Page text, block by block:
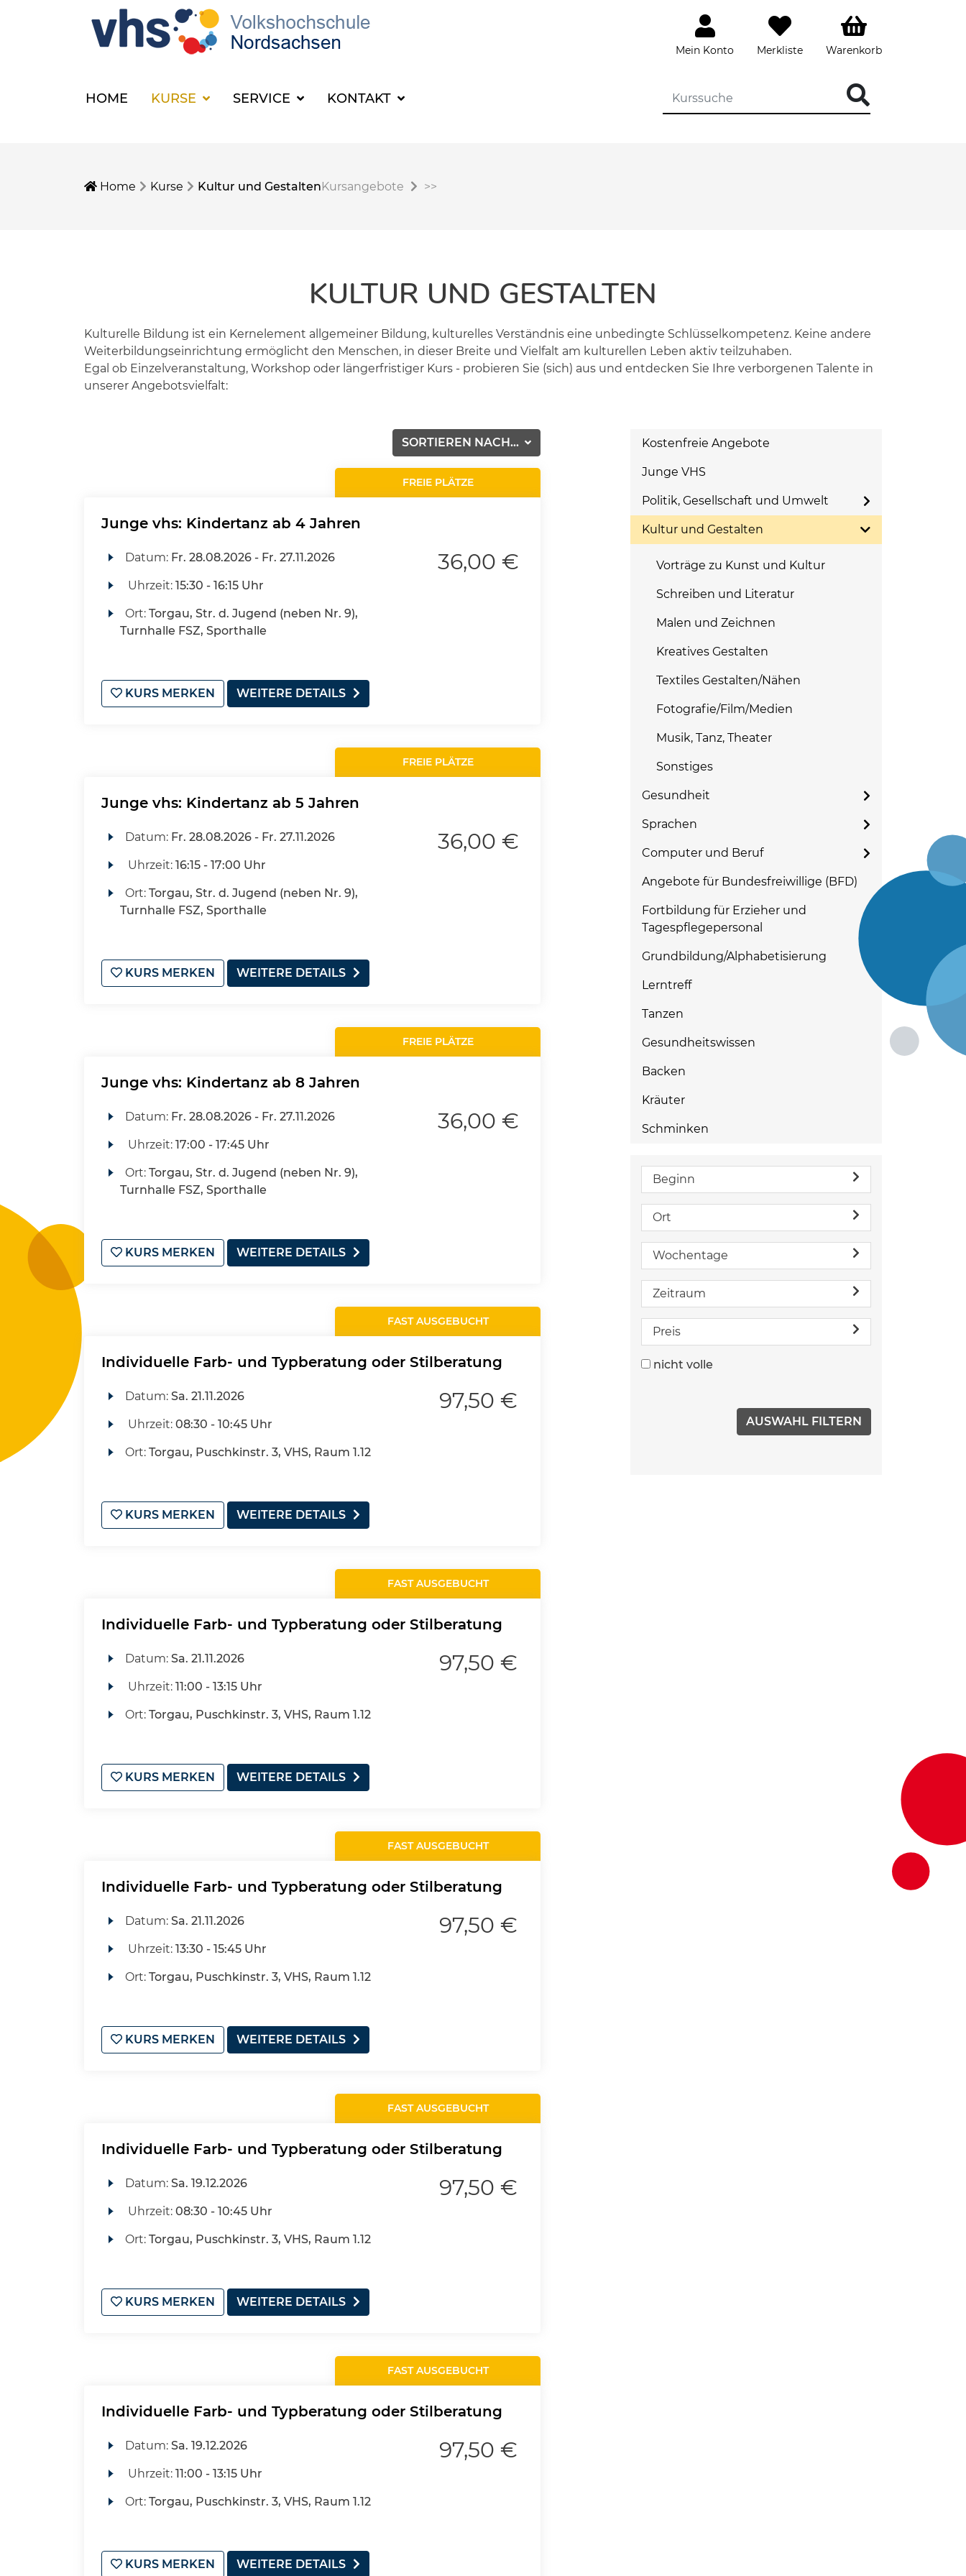
Mein Konto Merkliste Warenkorb
HOME KURSE SERVICE KONTAKT
Home Kurse Kultur und GestaltenKursangebote >>
KULTUR UND GESTALTEN
Kulturelle Bildung ist ein Kernelement allgemeiner Bildung, kulturelles Verständnis eine unbedingte Schlüsselkompetenz. Keine andere
Weiterbildungseinrichtung ermöglicht den Menschen, in dieser Breite und Vielfalt am kulturellen Leben aktiv teilzuhaben.
Egal ob Einzelveranstaltung, Workshop oder längerfristiger Kurs - probieren Sie (sich) aus und entdecken Sie Ihre verborgenen Talente in
unserer Angebotsvielfalt:
SORTIEREN NACH...
FREIE PLÄTZE
Junge vhs: Kindertanz ab 4 Jahren
Datum: Fr. 28.08.2026 - Fr. 27.11.2026
Uhrzeit: 15:30 - 16:15 Uhr
Ort: Torgau, Str. d. Jugend (neben Nr. 9),
Turnhalle FSZ, Sporthalle
36,00 €
KURS MERKEN WEITERE DETAILS
FREIE PLÄTZE
Junge vhs: Kindertanz ab 5 Jahren
Datum: Fr. 28.08.2026 - Fr. 27.11.2026
Uhrzeit: 16:15 - 17:00 Uhr
Ort: Torgau, Str. d. Jugend (neben Nr. 9),
Turnhalle FSZ, Sporthalle
36,00 €
KURS MERKEN WEITERE DETAILS
FREIE PLÄTZE
Junge vhs: Kindertanz ab 8 Jahren
Datum: Fr. 28.08.2026 - Fr. 27.11.2026
Uhrzeit: 17:00 - 17:45 Uhr
Ort: Torgau, Str. d. Jugend (neben Nr. 9),
Turnhalle FSZ, Sporthalle
36,00 €
KURS MERKEN WEITERE DETAILS
FAST AUSGEBUCHT
Individuelle Farb- und Typberatung oder Stilberatung
Datum: Sa. 21.11.2026
Uhrzeit: 08:30 - 10:45 Uhr
Ort: Torgau, Puschkinstr. 3, VHS, Raum 1.12
97,50 €
KURS MERKEN WEITERE DETAILS
FAST AUSGEBUCHT
Individuelle Farb- und Typberatung oder Stilberatung
Datum: Sa. 21.11.2026
Uhrzeit: 11:00 - 13:15 Uhr
Ort: Torgau, Puschkinstr. 3, VHS, Raum 1.12
97,50 €
KURS MERKEN WEITERE DETAILS
FAST AUSGEBUCHT
Individuelle Farb- und Typberatung oder Stilberatung
Datum: Sa. 21.11.2026
Uhrzeit: 13:30 - 15:45 Uhr
Ort: Torgau, Puschkinstr. 3, VHS, Raum 1.12
97,50 €
KURS MERKEN WEITERE DETAILS
FAST AUSGEBUCHT
Individuelle Farb- und Typberatung oder Stilberatung
Datum: Sa. 19.12.2026
Uhrzeit: 08:30 - 10:45 Uhr
Ort: Torgau, Puschkinstr. 3, VHS, Raum 1.12
97,50 €
KURS MERKEN WEITERE DETAILS
FAST AUSGEBUCHT
Individuelle Farb- und Typberatung oder Stilberatung
Datum: Sa. 19.12.2026
Uhrzeit: 11:00 - 13:15 Uhr
Ort: Torgau, Puschkinstr. 3, VHS, Raum 1.12
97,50 €
KURS MERKEN WEITERE DETAILS
Kostenfreie Angebote
Junge VHS
Politik, Gesellschaft und Umwelt
Kultur und Gestalten
Vorträge zu Kunst und Kultur
Schreiben und Literatur
Malen und Zeichnen
Kreatives Gestalten
Textiles Gestalten/Nähen
Fotografie/Film/Medien
Musik, Tanz, Theater
Sonstiges
Gesundheit
Sprachen
Computer und Beruf
Angebote für Bundesfreiwillige (BFD)
Fortbildung für Erzieher und
Tagespflegepersonal
Grundbildung/Alphabetisierung
Lerntreff
Tanzen
Gesundheitswissen
Backen
Kräuter
Schminken
Beginn
Ort
Wochentage
Zeitraum
Preis
nicht volle